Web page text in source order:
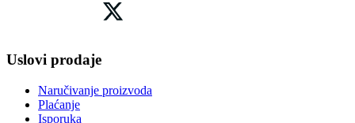
Uslovi prodaje
Naručivanje proizvoda
Plaćanje
Isporuka